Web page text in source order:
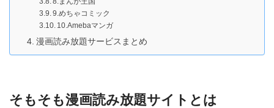
9.めちゃコミック
10.Amebaマンガ
漫画読み放題サービスまとめ
そもそも漫画読み放題サイトとは